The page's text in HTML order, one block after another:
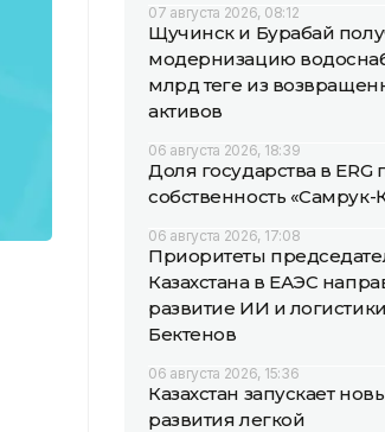
07 августа 2026, 08:12
Щучинск и Бурабай
модернизацию
млрд теңге из
активов
06 августа 2026, 18:39
Доля государства в
собственность «Самрук-
06 августа 2026, 17:08
Приоритеты
Казахстана в ЕАЭС
развитие ИИ и
Бектенов
06 августа 2026, 15:36
Казахстан запускает
развития легкой